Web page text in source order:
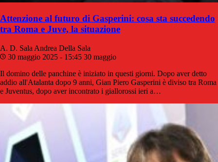
Attenzione al futuro di Gasperini: cosa sta succedendo
tra Roma e Juve, la situazione
A. D. Sala Andrea Della Sala
30 maggio 2025 - 15:45 30 maggio
Il domino delle panchine è iniziato in questi giorni. Dopo aver detto
addio all'Atalanta dopo 9 anni, Gian Piero Gasperini è diviso tra Roma
e Juventus, dopo aver incontrato i giallorossi ieri a…